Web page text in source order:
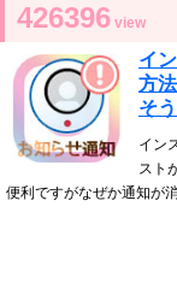
426396 view
イ
方
そう
イン
スト
便利ですがなぜか通知が